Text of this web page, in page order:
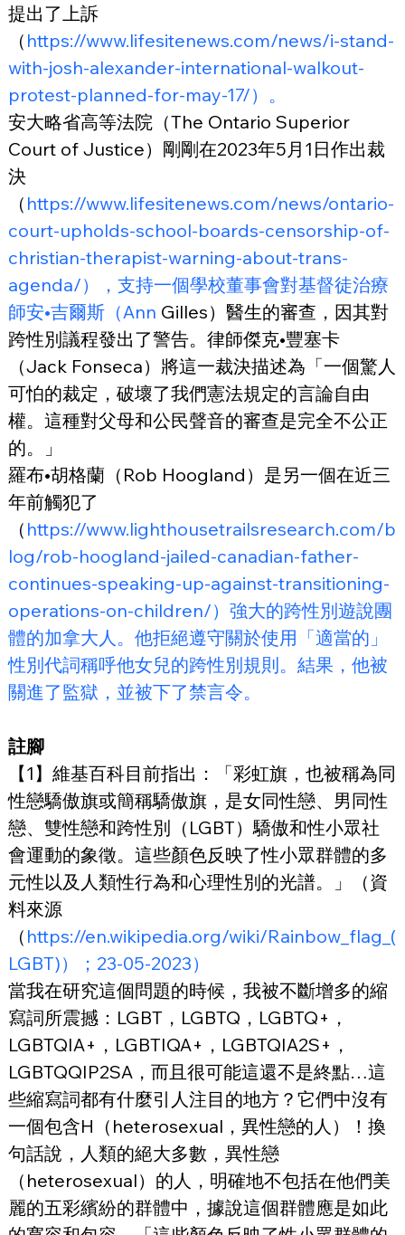
提出了上訴
（ https://www.lifesitenews.com/news/i-stand-
with-josh-alexander-international-walkout-
protest-planned-for-may-17/）。
安大略省高等法院（The Ontario Superior
Court of Justice）剛剛在2023年5月1日作出裁
決
（ https://www.lifesitenews.com/news/ontario-
court-upholds-school-boards-censorship-of-
christian-therapist-warning-about-trans-
agenda/），支持一個學校董事會對基督徒治療
師安•吉爾斯（Ann Gilles）醫生的審查，因其對
跨性別議程發出了警告。律師傑克•豐塞卡
（Jack Fonseca）將這一裁決描述為「一個驚人
可怕的裁定，破壞了我們憲法規定的言論自由
權。這種對父母和公民聲音的審查是完全不公正
的。」
羅布•胡格蘭（Rob Hoogland）是另一個在近三
年前觸犯了
（ https://www.lighthousetrailsresearch.com/b
log/rob-hoogland-jailed-canadian-father-
continues-speaking-up-against-transitioning-
operations-on-children/）強大的跨性別遊說團
體的加拿大人。他拒絕遵守關於使用「適當的」
性別代詞稱呼他女兒的跨性別規則。結果，他被
關進了監獄，並被下了禁言令。
註腳
【1】維基百科目前指出：「彩虹旗，也被稱為同
性戀驕傲旗或簡稱驕傲旗，是女同性戀、男同性
戀、雙性戀和跨性別（LGBT）驕傲和性小眾社
會運動的象徵。這些顏色反映了性小眾群體的多
元性以及人類性行為和心理性別的光譜。」（資
料來源
（ https://en.wikipedia.org/wiki/Rainbow_flag_(
LGBT)）；23-05-2023）
當我在研究這個問題的時候，我被不斷增多的縮
寫詞所震撼：LGBT，LGBTQ，LGBTQ+，
LGBTQIA+，LGBTIQA+，LGBTQIA2S+，
LGBTQQIP2SA，而且很可能這還不是終點…這
些縮寫詞都有什麼引人注目的地方？它們中沒有
一個包含H（heterosexual，異性戀的人）！換
句話說，人類的絕大多數，異性戀
（heterosexual）的人，明確地不包括在他們美
麗的五彩繽紛的群體中，據說這個群體應是如此